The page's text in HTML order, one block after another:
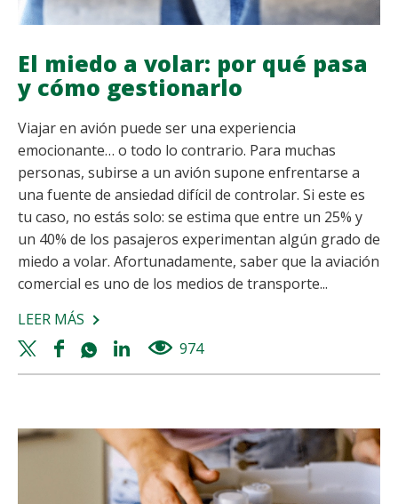
NIÑOS
El miedo a volar: por qué pasa
y cómo gestionarlo
Viajar en avión puede ser una experiencia
emocionante… o todo lo contrario. Para muchas
personas, subirse a un avión supone enfrentarse a
una fuente de ansiedad difícil de controlar. Si este es
tu caso, no estás solo: se estima que entre un 25% y
un 40% de los pasajeros experimentan algún grado de
miedo a volar. Afortunadamente, saber que la aviación
comercial es uno de los medios de transporte...
LEER MÁS SOBRE
EL
MIEDO
POR
QUÉ
PASA
Twitter
share
Facebook
share
Whatsapp
share
Linkedin
share
974views